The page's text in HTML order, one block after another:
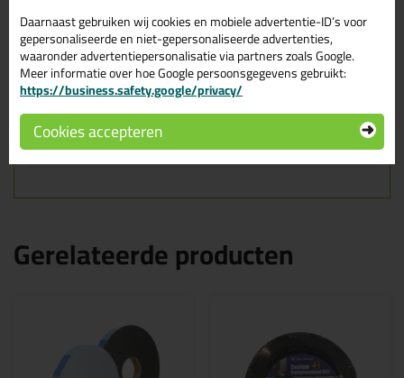
Veelzijdige toepassingmogelijkheden
Kleur: wit
Eigenschappen Kerafix 2000
15x4mm pakje 10mtr
Dikte
4mm
Gerelateerde producten
Daarnaast gebruiken wij cookies en mobiele advertentie-ID’s voor
gepersonaliseerde en niet-gepersonaliseerde advertenties,
waaronder advertentiepersonalisatie via partners zoals Google.
Meer informatie over hoe Google persoonsgegevens gebruikt:
https://business.safety.google/privacy/
Cookies accepteren